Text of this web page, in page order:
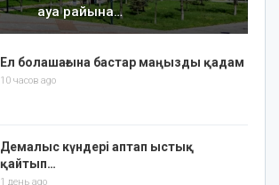
ауа райына…
Ел болашағына бастар маңызды қадам
10 часов ago
Демалыс күндері аптап ыстық
қайтып…
1 день ago